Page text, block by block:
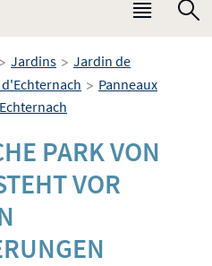
Menu
> Jardins > Jardin de
> Panneaux
PARK VON
VOR